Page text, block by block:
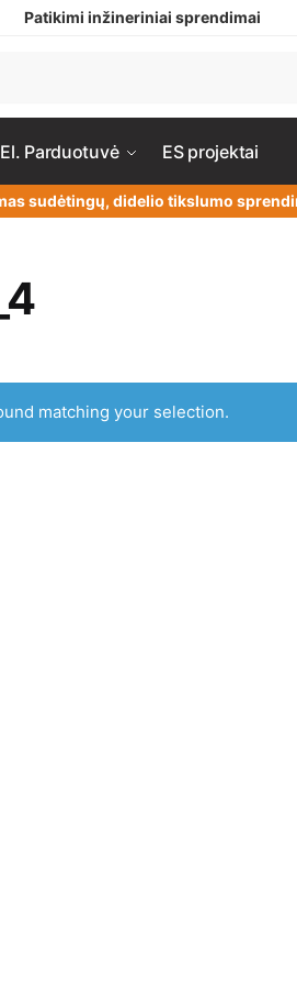
Patikimi inžineriniai sprendimai
El. Parduotuvė ES projektai
sudėtingų, didelio tikslumo
matching your selection.